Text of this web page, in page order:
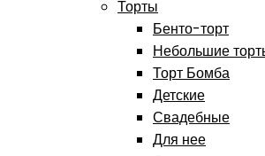
Торты
Бенто-торт
Небольшие
Торт Бомба
Детские
Свадебные
Для нее